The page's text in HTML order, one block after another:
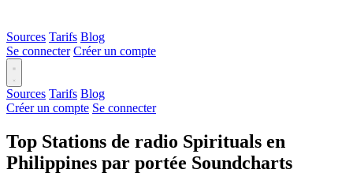
Sources Tarifs Blog
Se connecter Créer un compte
Sources Tarifs Blog
Créer un compte Se connecter
Top Stations de radio Spirituals en
Philippines par portée Soundcharts